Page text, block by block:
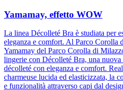
Yamamay, effetto WOW
La linea Décolleté Bra è studiata per
eleganza e comfort. Al Parco Corolla
Yamamay del Parco Corolla di
lingerie con Décolleté Bra, una nuova
décolleté con eleganza e comfort.
charmeuse lucida ed elasticizzata, la
e funzionalità attraverso capi dal